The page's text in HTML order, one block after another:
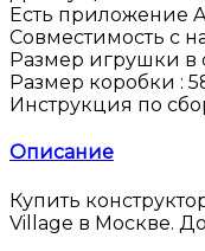
Есть приложение
Совместимость с
Размер игрушки в
Размер коробки :
Инструкция по
Описание
Купить
Village в Москве.